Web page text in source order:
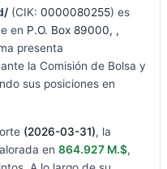
(CIK: 0000080255) es
en P.O. Box 89000, ,
presenta
la Comisión de Bolsa y
sus posiciones en
(2026-03-31), la
en 864.927 M.$,